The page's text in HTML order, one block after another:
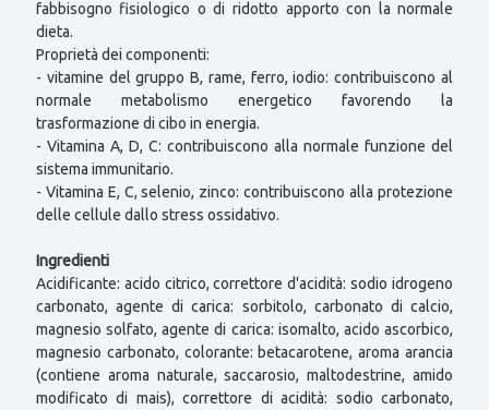
fabbisogno fisiologico o di ridotto apporto con la normale
dieta.
Proprietà dei componenti:
- vitamine del gruppo B, rame, ferro, iodio: contribuiscono al
normale metabolismo energetico favorendo la
trasformazione di cibo in energia.
- Vitamina A, D, C: contribuiscono alla normale funzione del
sistema immunitario.
- Vitamina E, C, selenio, zinco: contribuiscono alla protezione
delle cellule dallo stress ossidativo.
Ingredienti
Acidificante: acido citrico, correttore d'acidità: sodio idrogeno
carbonato, agente di carica: sorbitolo, carbonato di calcio,
magnesio solfato, agente di carica: isomalto, acido ascorbico,
magnesio carbonato, colorante: betacarotene, aroma arancia
(contiene aroma naturale, saccarosio, maltodestrine, amido
modificato di mais), correttore di acidità: sodio carbonato,